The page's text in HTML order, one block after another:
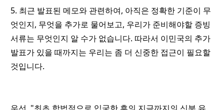
5. 최근 발표된 메모와 관련하여, 아직은 정확한 기준이 무
엇인지, 무엇을 추가로 물어보고, 우리가 준비해야할 증빙
서류는 무엇인지 알 수가 없습니다. 따라서 이민국의 추가
발표가 있을 때까지는 우리는 좀 더 신중한 접근이 필요할
것입니다.